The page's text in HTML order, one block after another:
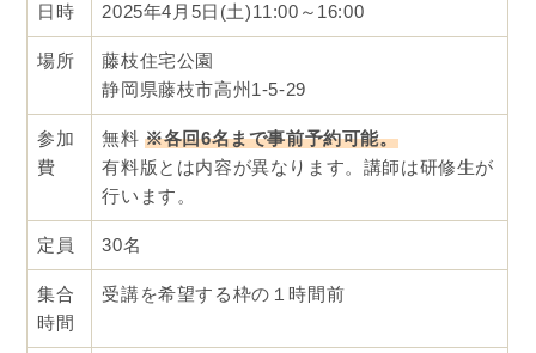
日時 2025年4月5日(土)11:00～16:00
場所
藤枝住宅公園
静岡県藤枝市高州1-5-29
参加
費
無料※各回6名まで事前予約可能。
有料版とは内容が異なります。講師は研修生が
行います。
定員 30名
集合
時間
受講を希望する枠の１時間前